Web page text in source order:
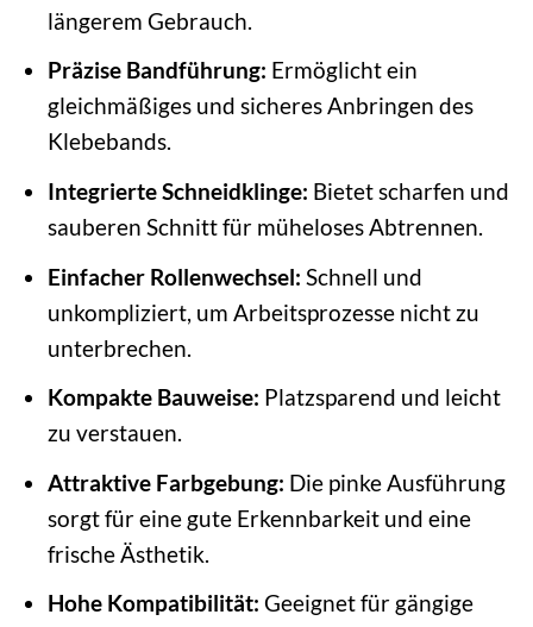
längerem Gebrauch.
Präzise Bandführung: Ermöglicht ein
gleichmäßiges und sicheres Anbringen des
Klebebands.
Integrierte Schneidklinge: Bietet scharfen und
sauberen Schnitt für müheloses Abtrennen.
Einfacher Rollenwechsel: Schnell und
unkompliziert, um Arbeitsprozesse nicht zu
unterbrechen.
Kompakte Bauweise: Platzsparend und leicht
zu verstauen.
Attraktive Farbgebung: Die pinke Ausführung
sorgt für eine gute Erkennbarkeit und eine
frische Ästhetik.
Hohe Kompatibilität: Geeignet für gängige